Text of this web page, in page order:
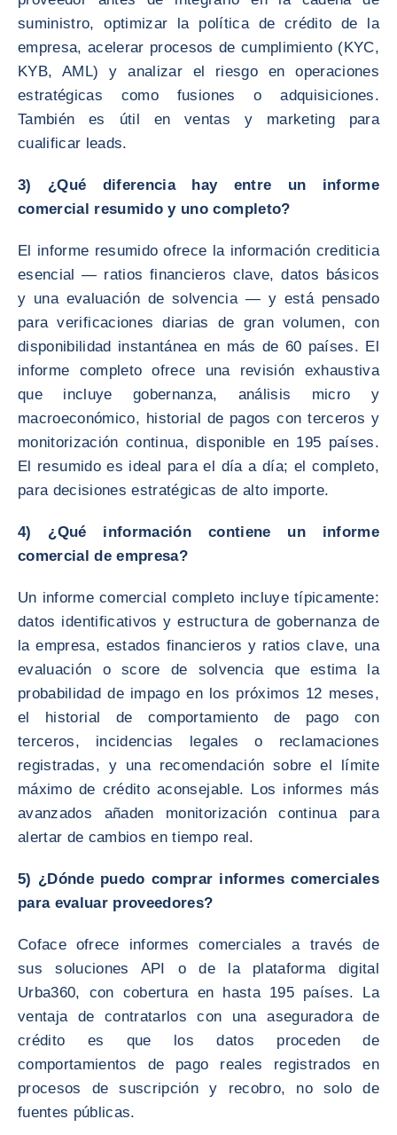
suministro, optimizar la política de crédito de la
empresa, acelerar procesos de cumplimiento (KYC,
KYB, AML) y analizar el riesgo en operaciones
estratégicas como fusiones o adquisiciones.
También es útil en ventas y marketing para
cualificar leads.
3) ¿Qué diferencia hay entre un informe
comercial resumido y uno completo?
El informe resumido ofrece la información crediticia
esencial — ratios financieros clave, datos básicos
y una evaluación de solvencia — y está pensado
para verificaciones diarias de gran volumen, con
disponibilidad instantánea en más de 60 países. El
informe completo ofrece una revisión exhaustiva
que incluye gobernanza, análisis micro y
macroeconómico, historial de pagos con terceros y
monitorización continua, disponible en 195 países.
El resumido es ideal para el día a día; el completo,
para decisiones estratégicas de alto importe.
4) ¿Qué información contiene un informe
comercial de empresa?
Un informe comercial completo incluye típicamente:
datos identificativos y estructura de gobernanza de
la empresa, estados financieros y ratios clave, una
evaluación o score de solvencia que estima la
probabilidad de impago en los próximos 12 meses,
el historial de comportamiento de pago con
terceros, incidencias legales o reclamaciones
registradas, y una recomendación sobre el límite
máximo de crédito aconsejable. Los informes más
avanzados añaden monitorización continua para
alertar de cambios en tiempo real.
5) ¿Dónde puedo comprar informes comerciales
para evaluar proveedores?
Coface ofrece informes comerciales a través de
sus soluciones API o de la plataforma digital
Urba360, con cobertura en hasta 195 países. La
ventaja de contratarlos con una aseguradora de
crédito es que los datos proceden de
comportamientos de pago reales registrados en
procesos de suscripción y recobro, no solo de
fuentes públicas.